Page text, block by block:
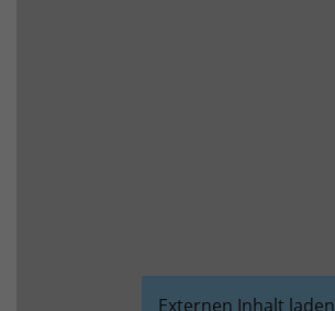
Externen Inhalt laden